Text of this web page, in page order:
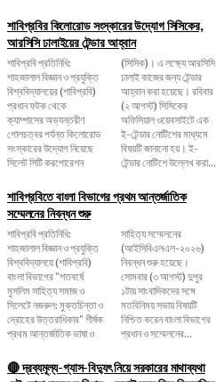
শাবিপ্রবির কিলোরোড সংস্কারের উদ্যোগ সিসিকের,
আরসিসি ঢালাইয়ের টেন্ডার আহ্বান
শাবিপ্রবি প্রতিনিধি:
শাহজালাল বিজ্ঞান ও প্রযুক্তি
বিশ্ববিদ্যালয়ের (শাবিপ্রবি)
প্রধান ফটক থেকে
ক্যাম্পাসের অভ্যন্তরীণ
গোলচত্বর পর্যন্ত কিলোরোড
সংস্কারের উদ্যোগ নিয়েছে
সিলেট সিটি করপোরেশন
(সিসিক)। এ লক্ষ্যে আরসিসি
ঢালাই কাজের জন্য টেন্ডার
আহ্বান করা হয়েছে। রবিবার
(২ আগস্ট) সিসিকের
অফিসিয়াল ওয়েবসাইটে এক
ই-টেন্ডার নোটিশের মাধ্যমে
বিষয়টি জানানো হয়। ই-
টেন্ডার নোটিশে উল্লেখ করা...
শাবিপ্রবিতে বাংলা বিভাগের প্রথম আন্তর্জাতিক
সম্মেলনের নিবন্ধন শুরু
শাবিপ্রবি প্রতিনিধি:
শাহজালাল বিজ্ঞান ও প্রযুক্তি
বিশ্ববিদ্যালয়ে (শাবিপ্রবি)
বাংলা বিভাগের "শতবর্ষে
মুসলিম সাহিত্য সমাজ ও
সিলেটে নজরুল: মুক্তচিন্তা ও
দ্রোহের উত্তরাধিকার" শীর্ষক
প্রথম আন্তর্জাতিক ভাষা ও
সাহিত্য সম্মেলনের
(আইসিবিএলএল-২০২৬)
নিবন্ধন শুরু হয়েছে।
সোমবার (৩ আগস্ট) দুপুর
১টায় সাংবাদিকদের সঙ্গে
মতবিনিময় সভায় বিষয়টি
নিশ্চিত করেন বাংলা বিভাগের
প্রধান ও সম্মেলনের...
🔴 দ্রব্যমূল্য-গ্যাস-বিদ্যুৎ নিয়ে সরকারের মাথাব্যথা